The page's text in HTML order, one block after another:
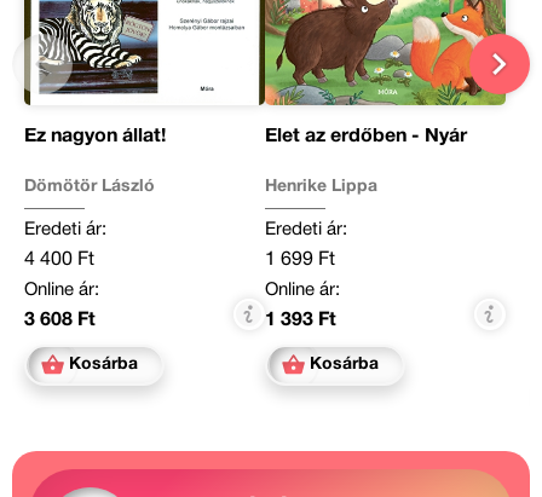
Ez nagyon állat!
Dömötör László
Eredeti ár:
4 400 Ft
Online ár:
3 608 Ft
Kosárba
Élet az erdőben - Nyár
Henrike Lippa
Eredeti ár:
1 699 Ft
Online ár:
1 393 Ft
Kosárba